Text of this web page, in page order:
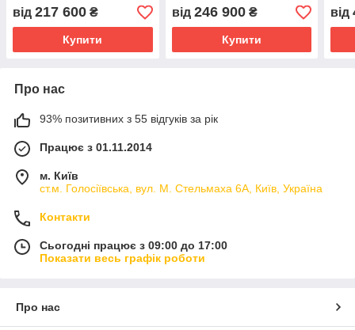
від 217 600 ₴
Купити
від 246 900₴
Купити
від
Про нас
93% позитивних з 55 відгуків за рік
Працює з 01.11.2014
м. Київ
ст.м. Голосіївська, вул. М. Стельмаха 6А, Київ, Україна
Контакти
Сьогодні працює з 09:00 до 17:00
Показати весь графік роботи
Про нас